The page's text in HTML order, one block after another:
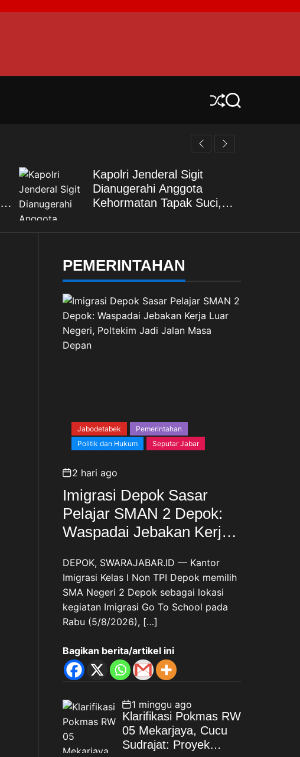
S
S
r
Kapolri Jenderal Sigit
Dianugerahi Anggota
Kehormatan Tapak Suci,
PEMERINTAHAN
Jabodetabek
Pemerintahan
Politik dan Hukum
Seputar Jabar
2 hari ago
Imigrasi Depok Sasar
Pelajar SMAN 2 Depok:
Waspadai Jebakan Kerja
Jalan Masa Depan
DEPOK, SWARAJABAR.ID — Kantor
Imigrasi Kelas I Non TPI Depok memilih
SMA Negeri 2 Depok sebagai lokasi
kegiatan Imigrasi Go To School pada
Rabu (5/8/2026), […]
Bagikan berita/artikel ini
1 minggu ago
Klarifikasi Pokmas RW
05 Mekarjaya, Cucu
Sudrajat: Proyek